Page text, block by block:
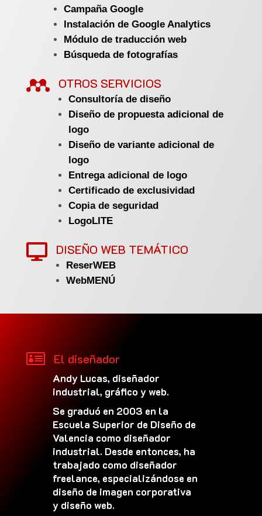
Campaña Google
Instalación de Google Analytics
Módulo de traducción web
Búsqueda de fotografías
 OTROS SERVICIOS
Consultoría de diseño
Diseño de propuesta adicional de
logo
Diseño de variante adicional de
logo
Entrega adicional de logo
Certificado de exclusividad
Copia de seguridad
LogoLITE
 DISEÑO WEB TEMÁTICO
ReserWEB
WebMENÚ
 El diseñador
Andy Lucas, diseñador
industrial, gráfico y web.
Se graduó en 2003 en la
Escuela Superior de Diseño de
Valencia como diseñador
industrial. Desde entonces, ha
trabajado como diseñador
freelance, especializándose en
diseño de imagen corporativa
y diseño web.